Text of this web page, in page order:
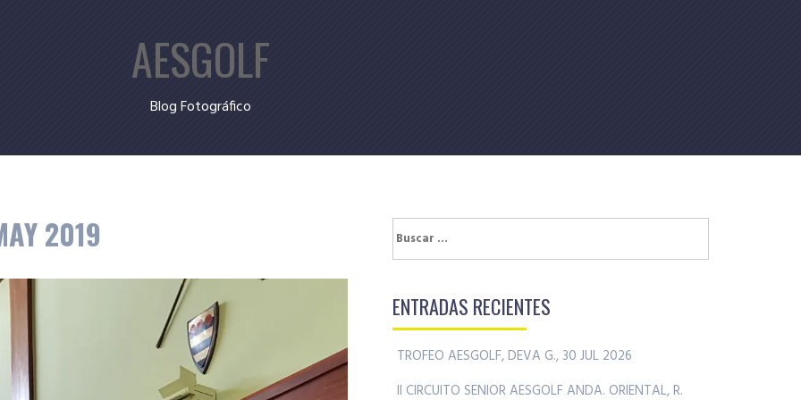
AESGOLF
Blog Fotográfico
2019 Buscar:
ENTRADAS RECIENTES
TROFEO AESGOLF, DEVA G., 30 JUL 2026
II CIRCUITO SENIOR AESGOLF ANDA. ORIENTAL, R.